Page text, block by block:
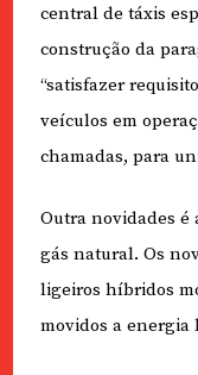
central de táxis
construção da
“satisfazer
veículos em
chamadas, para
Outra novidades é
gás natural. Os
ligeiros híbridos
movidos a energia